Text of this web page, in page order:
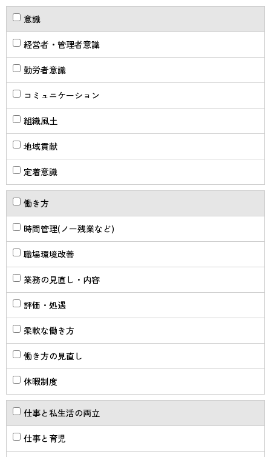
意識
経営者・管理者意識
勤労者意識
コミュニケーション
組織風土
地域貢献
定着意識
働き方
時間管理(ノー残業など)
職場環境改善
業務の見直し・内容
評価・処遇
柔軟な働き方
働き方の見直し
休暇制度
仕事と私生活の両立
仕事と育児